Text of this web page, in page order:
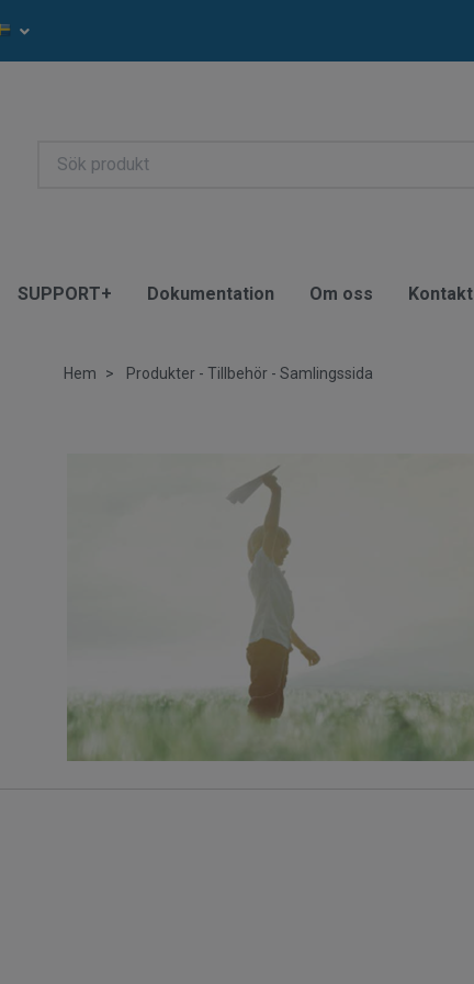
SUPPORT+ Dokumentation Om oss Kontakt
Hem Produkter - Tillbehör - Samlingssida